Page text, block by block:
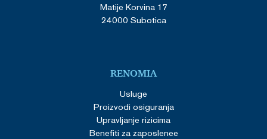
Matije Korvina 17
24000 Subotica
RENOMIA
Usluge
Proizvodi osiguranja
Upravljanje rizicima
Benefiti za zaposlenee